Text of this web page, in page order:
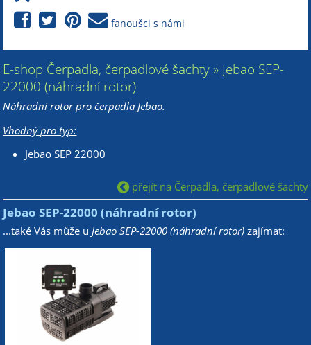
fanoušci s námi
E-shop Čerpadla, čerpadlové šachty » Jebao SEP-
22000 (náhradní rotor)
Náhradní rotor pro čerpadla Jebao.
Vhodný pro typ:
Jebao SEP 22000
přejít na Čerpadla, čerpadlové šachty
Jebao SEP-22000 (náhradní rotor)
...také Vás může uJebao SEP-22000 (náhradní rotor) zajímat: